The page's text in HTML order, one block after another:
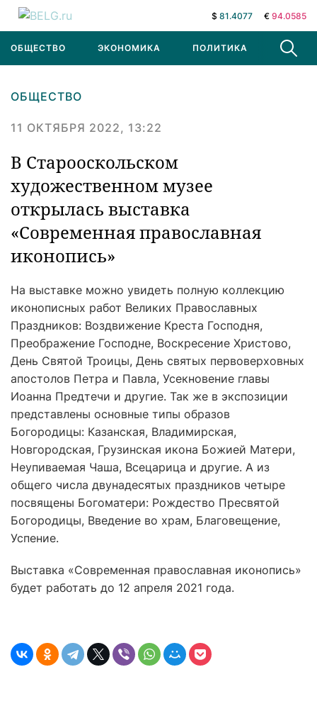
$ 81.4077 € 94.0585
ОБЩЕСТВО ЭКОНОМИКА ПОЛИТИКА В МИРЕ
ОБЩЕСТВО
11 ОКТЯБРЯ 2022, 13:22
В Старооскольском
художественном музее
открылась выставка
«Современная православная
иконопись»
На выставке можно увидеть полную коллекцию
иконописных работ Великих Православных
Праздников: Воздвижение Креста Господня,
Преображение Господне, Воскресение Христово,
День Святой Троицы, День святых первоверховных
апостолов Петра и Павла, Усекновение главы
Иоанна Предтечи и другие. Так же в экспозиции
представлены основные типы образов
Богородицы: Казанская, Владимирская,
Новгородская, Грузинская икона Божией Матери,
Неупиваемая Чаша, Всецарица и другие. А из
общего числа двунадесятых праздников четыре
посвящены Богоматери: Рождество Пресвятой
Богородицы, Введение во храм, Благовещение,
Успение.
Выставка «Современная православная иконопись»
будет работать до 12 апреля 2021 года.